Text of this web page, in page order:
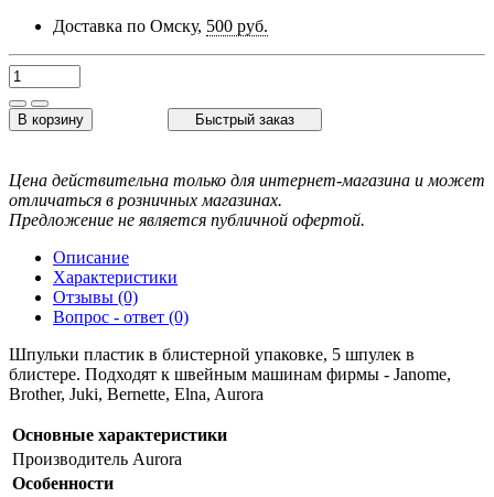
Доставка по Омску, 500 руб.
В корзину Быстрый заказ
Цена действительна только для интернет-магазина и может
отличаться в розничных магазинах.
Предложение не является публичной офертой.
Описание
Характеристики
Отзывы (0)
Вопрос - ответ (0)
Шпульки пластик в блистерной упаковке, 5 шпулек в
блистере. Подходят к швейным машинам фирмы - Janome,
Brother, Juki, Bernette, Elna, Aurora
Основные характеристики
Производитель Aurora
Особенности